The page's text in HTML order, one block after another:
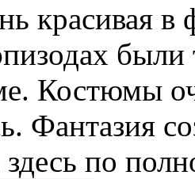
красивая в
Костюмы
Фантазия
здесь по